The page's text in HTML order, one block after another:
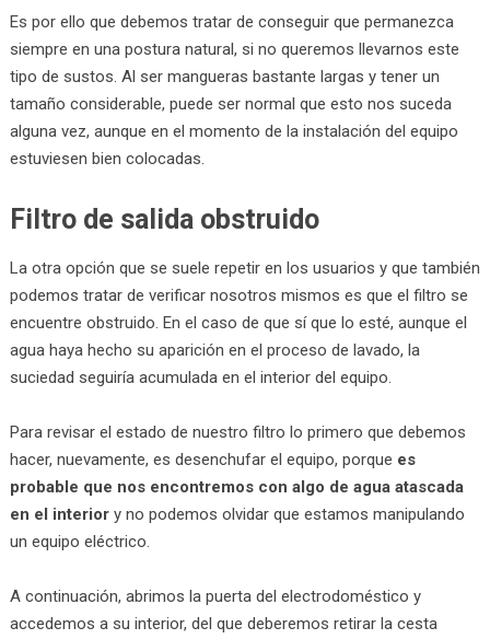
Es por ello que debemos tratar de conseguir que permanezca
siempre en una postura natural, si no queremos llevarnos este
tipo de sustos. Al ser mangueras bastante largas y tener un
tamaño considerable, puede ser normal que esto nos suceda
alguna vez, aunque en el momento de la instalación del equipo
estuviesen bien colocadas.
Filtro de salida obstruido
La otra opción que se suele repetir en los usuarios y que también
podemos tratar de verificar nosotros mismos es que el filtro se
encuentre obstruido. En el caso de que sí que lo esté, aunque el
agua haya hecho su aparición en el proceso de lavado, la
suciedad seguiría acumulada en el interior del equipo.
Para revisar el estado de nuestro filtro lo primero que debemos
hacer, nuevamente, es desenchufar el equipo, porque es
probable que nos encontremos con algo de agua atascada
en el interiory no podemos olvidar que estamos manipulando
un equipo eléctrico.
A continuación, abrimos la puerta del electrodoméstico y
accedemos a su interior, del que deberemos retirar la cesta